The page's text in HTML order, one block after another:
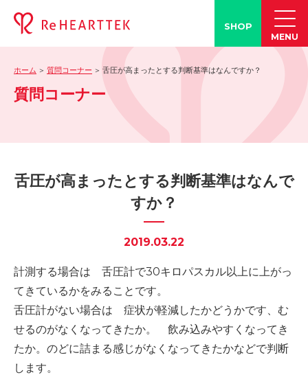
-ブログ
-学会発表情報
-メディア紹介事例
-誤嚥・誤嚥性肺炎とは
-誤嚥のQ&A(コラム)
-誤嚥・誤嚥性肺炎の予防策
会社情報
SHOP
MENU
ホーム 質問コーナー 舌圧が高まったとする判断基準はなんですか？
質問コーナー
舌圧が高まったとする判断基準はなんで
すか？
2019.03.22
計測する場合は 舌圧計で30キロパスカル以上に上がっ
てきているかをみることです。
舌圧計がない場合は 症状が軽減したかどうかです、む
せるのがなくなってきたか。 飲み込みやすくなってき
たか。のどに詰まる感じがなくなってきたかなどで判断
します。